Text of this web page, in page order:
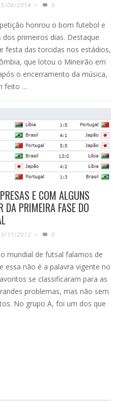
06/2014 / 0
honrou o bom futebol e
primeiros dias. Destaque
festa das torcidas nos estádios,
que lotou o Mineirão em
o encerramento da música,
feito …
E COM ALGUNS
DA PRIMEIRA FASE DO
11/2012 / 0
mundial de futsal falamos de
essa não é a palavra vigente no
se classificaram para as
problemas, mas não sem
No grupo A, foi um dos que